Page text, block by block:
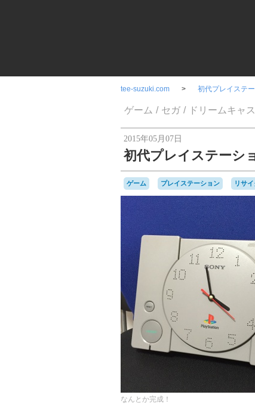
tee-suzuki.com 初代プレイステ
ゲーム セガ ドリームキャ
2015年05月07日
初代プレイステーシ
ゲーム プレイステーション リサ
なんとか完成！